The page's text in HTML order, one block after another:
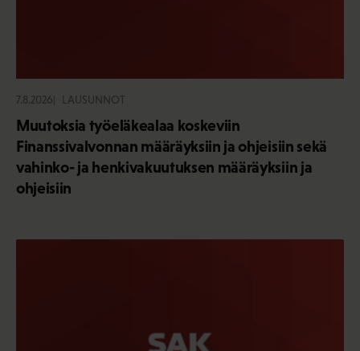
7.8.2026 LAUSUNNOT
Muutoksia työeläkealaa koskeviin
Finanssivalvonnan määräyksiin ja ohjeisiin sekä
vahinko- ja henkivakuutuksen määräyksiin ja
ohjeisiin